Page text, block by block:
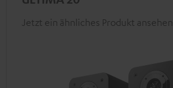
Jetzt ein ähnliches Produkt ansehen